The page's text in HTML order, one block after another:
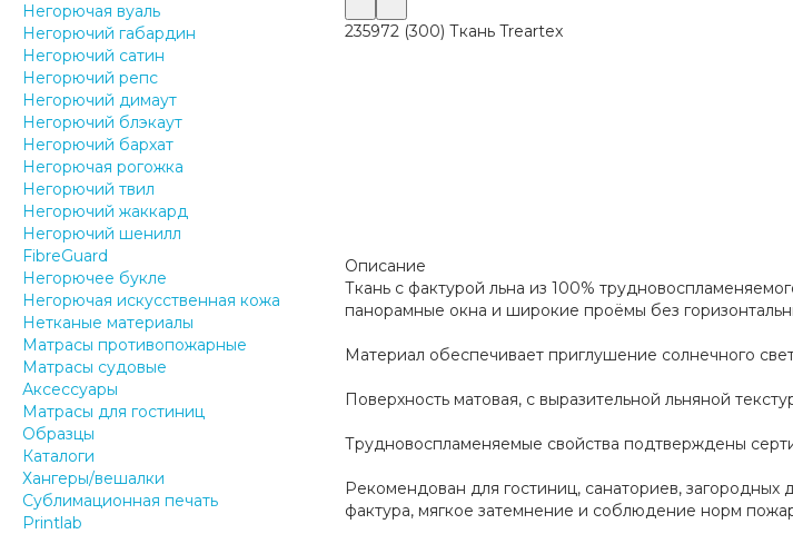
Негорючая вуаль
Негорючий габардин
Негорючий сатин
Негорючий репс
Негорючий димаут
Негорючий блэкаут
Негорючий бархат
Негорючая рогожка
Негорючий твил
Негорючий жаккард
Негорючий шенилл
FibreGuard
Негорючее букле
Негорючая искусственная кожа
Нетканые материалы
Матрасы противопожарные
Матрасы судовые
Аксессуары
Матрасы для гостиниц
Образцы
Каталоги
Хангеры/вешалки
Сублимационная печать
Printlab
235972 (300) Ткань Treartex
Описание
Ткань с фактурой льна из 100%
панорамные окна и широкие проёмы без
Материал обеспечивает приглушение солнечного
Поверхность матовая, с выразительной льняной
Трудновоспламеняемые свойства подтверждены
Рекомендован для гостиниц, санаториев, загородных
фактура, мягкое затемнение и соблюдение норм